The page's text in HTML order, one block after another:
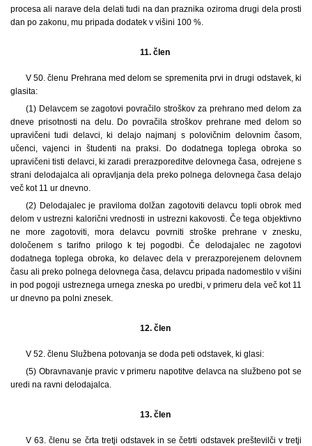
procesa ali narave dela delati tudi na dan praznika oziroma drugi dela prosti
dan po zakonu, mu pripada dodatek v višini 100 %.
11. člen
V 50. členu Prehrana med delom se spremenita prvi in drugi odstavek, ki
glasita:
(1) Delavcem se zagotovi povračilo stroškov za prehrano med delom za
dneve prisotnosti na delu. Do povračila stroškov prehrane med delom so
upravičeni tudi delavci, ki delajo najmanj s polovičnim delovnim časom,
učenci, vajenci in študenti na praksi. Do dodatnega toplega obroka so
upravičeni tisti delavci, ki zaradi prerazporeditve delovnega časa, odrejene s
strani delodajalca ali opravljanja dela preko polnega delovnega časa delajo
več kot 11 ur dnevno.
(2) Delodajalec je praviloma dolžan zagotoviti delavcu topli obrok med
delom v ustrezni kalorični vrednosti in ustrezni kakovosti. Če tega objektivno
ne more zagotoviti, mora delavcu povrniti stroške prehrane v znesku,
določenem s tarifno prilogo k tej pogodbi. Če delodajalec ne zagotovi
dodatnega toplega obroka, ko delavec dela v prerazporejenem delovnem
času ali preko polnega delovnega časa, delavcu pripada nadomestilo v višini
in pod pogoji ustreznega urnega zneska po uredbi, v primeru dela več kot 11
ur dnevno pa polni znesek.
12. člen
V 52. členu Službena potovanja se doda peti odstavek, ki glasi:
(5) Obravnavanje pravic v primeru napotitve delavca na službeno pot se
uredi na ravni delodajalca.
13. člen
V 63. členu se črta tretji odstavek in se četrti odstavek preštevilči v tretji